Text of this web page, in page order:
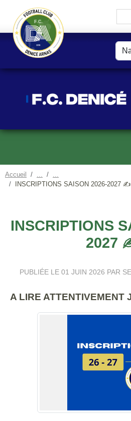
Accueil
INSCRIPTIONS SAISON 2026-2027 ✍️
INSCRIPTIONS
2027
PUBLIÉE LE 01 JUIN 2026 PAR
A LIRE ATTENTIVEMENT
Panneau de gestion des cookies